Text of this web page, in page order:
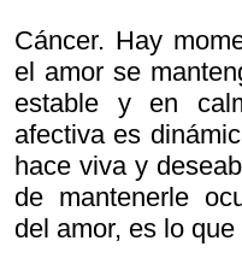
Cáncer. Hay
el amor se
estable y en
afectiva es
hace viva y
de mantenerle
del amor, es lo